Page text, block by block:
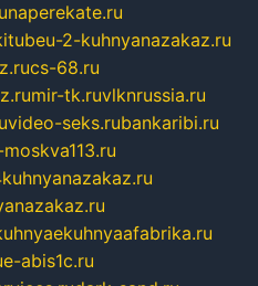
naperekate.ru
2-kuhnyanazakaz.ru
cs-68.ru
mir-tk.ruvlknrussia.ru
video-seks.rubankaribi.ru
e-abis1c.ru